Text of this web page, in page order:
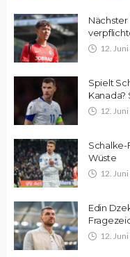
Nächster
12.
Spielt
Kanada?
12.
Schalke-
Wüste
12.
Edin
12.